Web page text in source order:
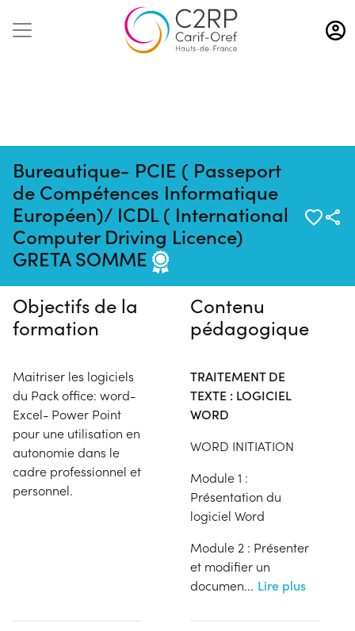
Aller
au
contenu
Bureautique- PCIE ( Passeport
de Compétences Informatique
Européen)/ ICDL ( International
Computer Driving Licence)
GRETA SOMME
Pas de session programmée en
ce moment
Objectifs de la
formation
Maitriser les logiciels
du Pack office: word-
Excel- Power Point
pour une utilisation en
autonomie dans le
cadre professionnel et
personnel.
Contenu
pédagogique
TRAITEMENT DE
TEXTE : LOGICIEL
WORD
WORD INITIATION
Module 1 :
Présentation du
logiciel Word
Module 2 : Présenter
et modifier un
documen... Lire plus